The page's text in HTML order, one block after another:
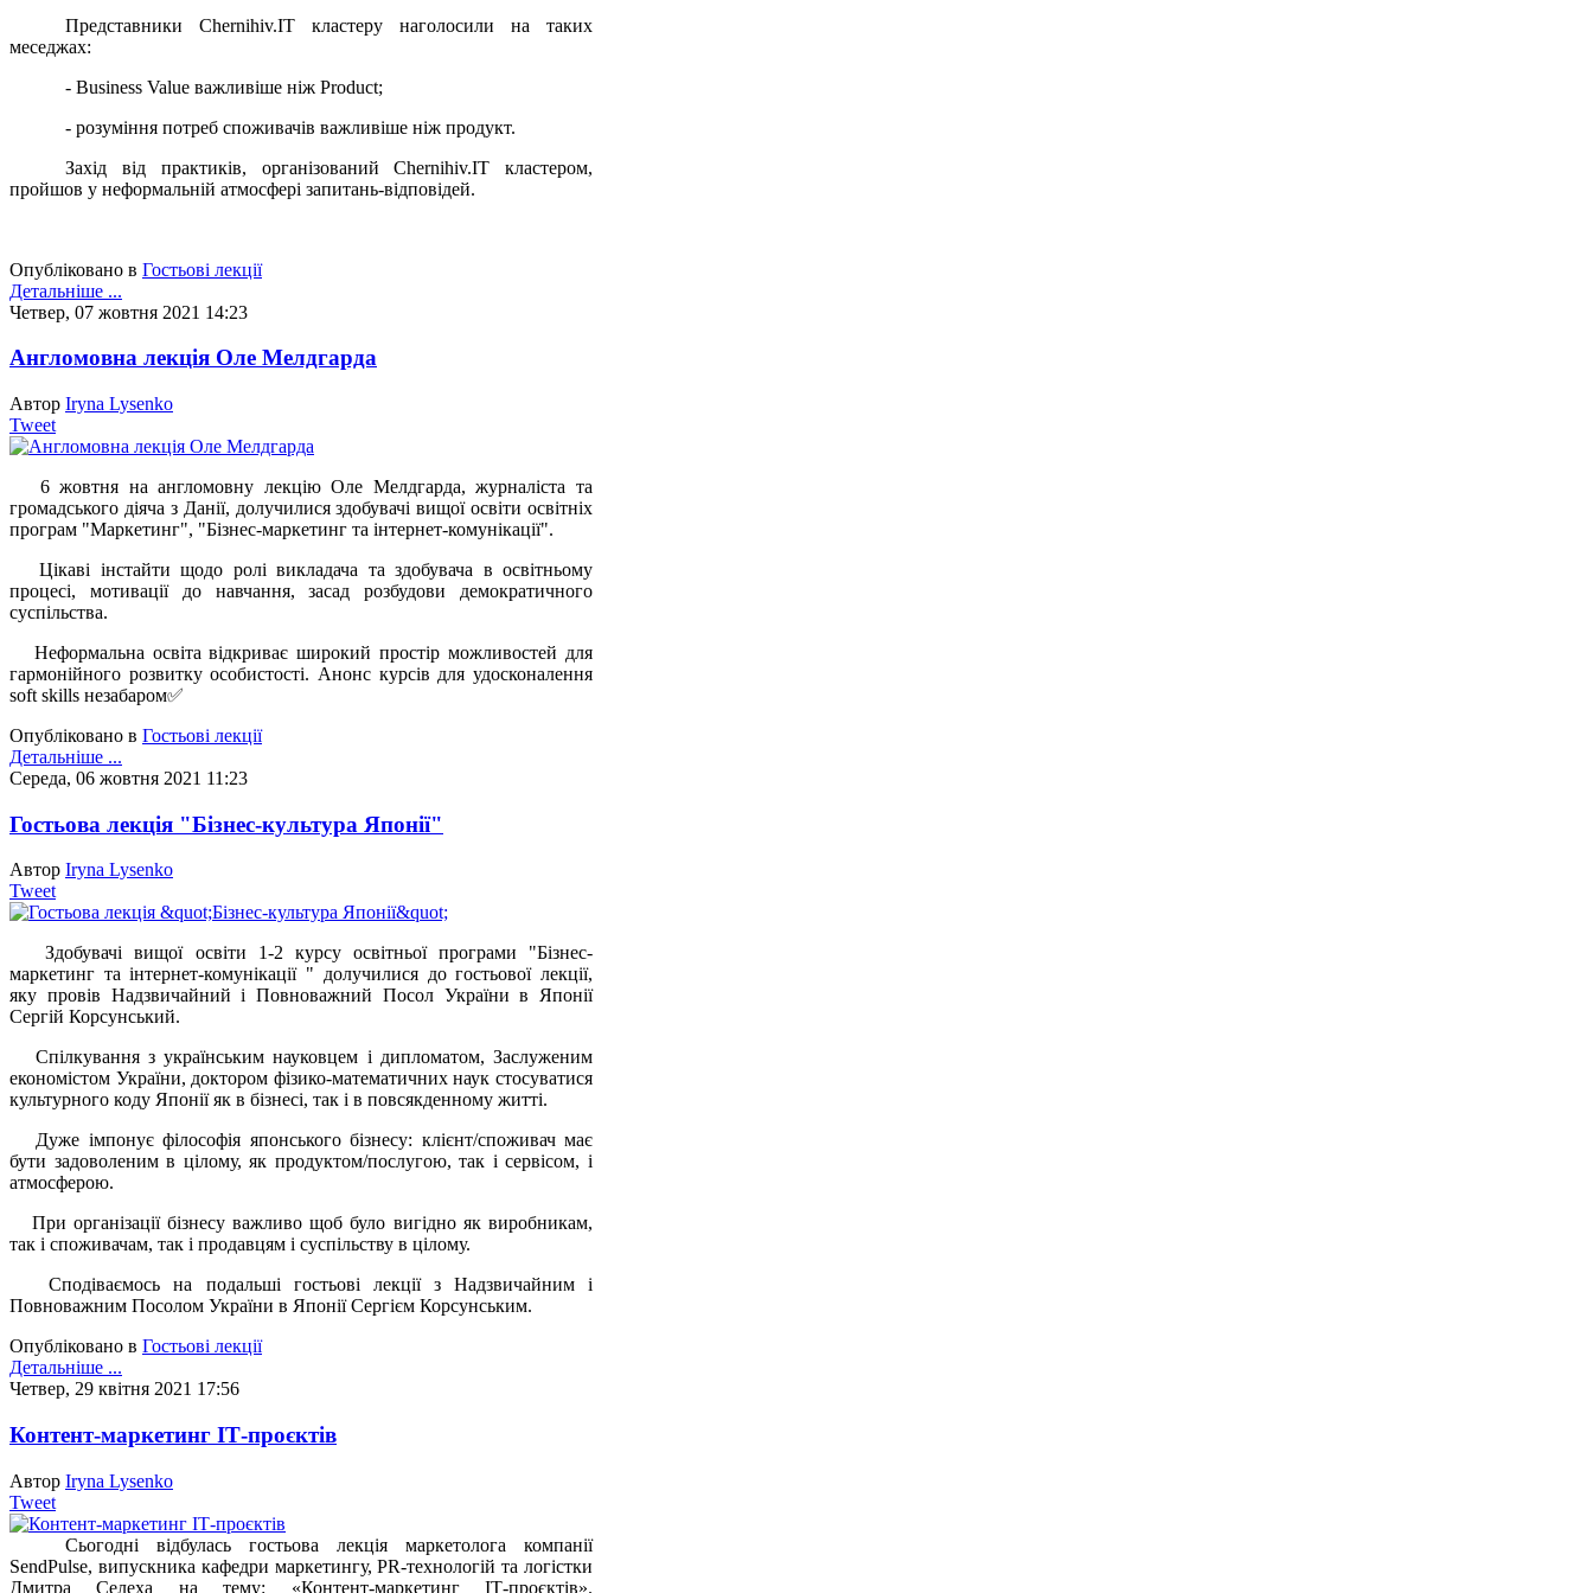
Представники Chernihiv.IT кластеру наголосили на таких
меседжах:
- Business Value важливіше ніж Product;
- розуміння потреб споживачів важливіше ніж продукт.
Захід від практиків, організований Chernihiv.IT кластером,
пройшов у неформальній атмосфері запитань-відповідей.
Опубліковано в Гостьові лекції
Детальніше ...
Четвер, 07 жовтня 2021 14:23
Англомовна лекція Оле Мелдгарда
Автор Iryna Lysenko
Tweet
6 жовтня на англомовну лекцію Оле Мелдгарда, журналіста та
громадського діяча з Данії, долучилися здобувачі вищої освіти освітніх
програм "Маркетинг", "Бізнес-маркетинг та інтернет-комунікації".
Цікаві інстайти щодо ролі викладача та здобувача в освітньому
процесі, мотивації до навчання, засад розбудови демократичного
суспільства.
Неформальна освіта відкриває широкий простір можливостей для
гармонійного розвитку особистості. Анонс курсів для удосконалення
soft skills незабаром✅
Опубліковано в Гостьові лекції
Детальніше ...
Середа, 06 жовтня 2021 11:23
Гостьова лекція "Бізнес-культура Японії"
Автор Iryna Lysenko
Tweet
Здобувачі вищої освіти 1-2 курсу освітньої програми "Бізнес-
маркетинг та інтернет-комунікації " долучилися до гостьової лекції,
яку провів Надзвичайний і Повноважний Посол України в Японії
Сергій Корсунський.
Спілкування з українським науковцем і дипломатом, Заслуженим
економістом України, доктором фізико-математичних наук стосуватися
культурного коду Японії як в бізнесі, так і в повсякденному житті.
Дуже імпонує філософія японського бізнесу: клієнт/споживач має
бути задоволеним в цілому, як продуктом/послугою, так і сервісом, і
атмосферою.
При організації бізнесу важливо щоб було вигідно як виробникам,
так і споживачам, так і продавцям і суспільству в цілому.
Сподіваємось на подальші гостьові лекції з Надзвичайним і
Повноважним Посолом України в Японії Сергієм Корсунським.
Опубліковано в Гостьові лекції
Детальніше ...
Четвер, 29 квітня 2021 17:56
Контент-маркетинг ІТ-проєктів
Автор Iryna Lysenko
Tweet
Сьогодні відбулась гостьова лекція маркетолога компанії
SendPulse, випускника кафедри маркетингу, PR-технологій та логістки
Дмитра Селеха на тему: «Контент-маркетинг ІТ-проєктів».